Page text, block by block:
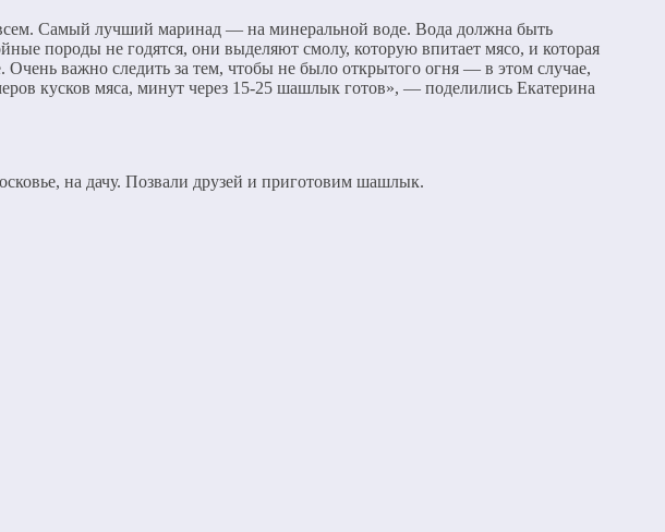
Самый лучший маринад — на минеральной воде. Вода должна быть
породы не годятся, они выделяют смолу, которую впитает мясо, и которая
Очень важно следить за тем, чтобы не было открытого огня — в этом случае,
кусков мяса, минут через 15-25 шашлык готов», — поделились Екатерина
на дачу. Позвали друзей и приготовим шашлык.